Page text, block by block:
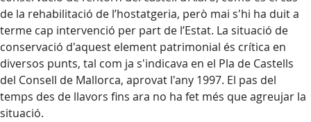
de la rehabilitació de l’hostatgeria, però mai s'hi ha duit a
terme cap intervenció per part de l’Estat. La situació de
conservació d'aquest element patrimonial és crítica en
diversos punts, tal com ja s'indicava en el Pla de Castells
del Consell de Mallorca, aprovat l'any 1997. El pas del
temps des de llavors fins ara no ha fet més que agreujar la
situació.